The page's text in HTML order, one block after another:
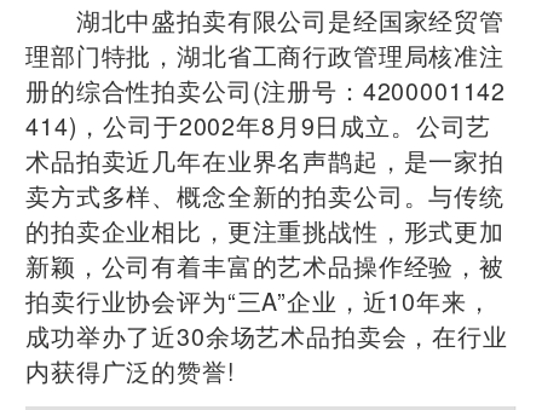
湖北中盛拍卖有限公司是经国家经贸管
理部门特批，湖北省工商行政管理局核准注
册的综合性拍卖公司(注册号：4200001142
414)，公司于2002年8月9日成立。公司艺
术品拍卖近几年在业界名声鹊起，是一家拍
卖方式多样、概念全新的拍卖公司。与传统
的拍卖企业相比，更注重挑战性，形式更加
新颖，公司有着丰富的艺术品操作经验，被
拍卖行业协会评为“三A”企业，近10年来，
成功举办了近30余场艺术品拍卖会，在行业
内获得广泛的赞誉!